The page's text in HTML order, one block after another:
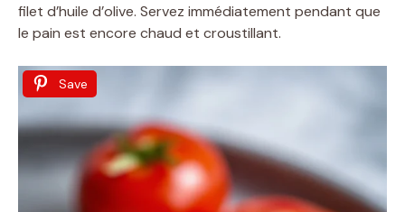
filet d’huile d’olive. Servez immédiatement pendant que
le pain est encore chaud et croustillant.
Save